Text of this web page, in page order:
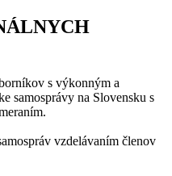
s výkonným a
samosprávy na Slovensku s
vzdelávaním členov